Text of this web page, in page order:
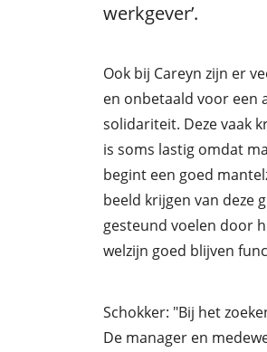
werkgever’.
Ook bij Careyn zijn er
en onbetaald voor een
solidariteit. Deze vaak
is soms lastig omdat
begint een goed
beeld krijgen van deze
gesteund voelen door
welzijn goed blijven
Schokker: "Bij het
De manager en